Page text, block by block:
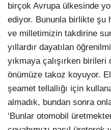
birçok Avrupa ülkesinde
ediyor. Bununla birlikte şu
ve milletimizin takdirine
yıllardır dayatılan
yıkmaya çalışırken
önümüze takoz koyuyor.
şeamet tellallığı için
almadık, bundan sonra
‘Bunlar otomobil